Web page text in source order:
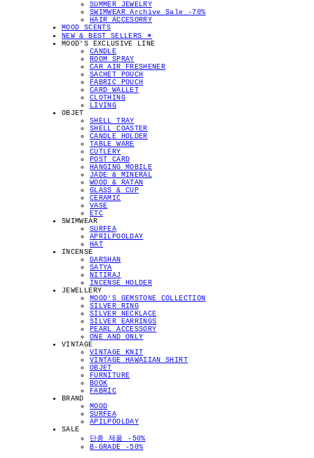
SUMMER JEWELRY
SWIMWEAR Archive Sale -70%
HAIR ACCESORRY
MOOD SCENTS
NEW & BEST SELLERS ✴︎
MOOD'S EXCLUSIVE LINE
CANDLE
ROOM SPRAY
CAR AIR FRESHENER
SACHET POUCH
FABRIC POUCH
CARD WALLET
CLOTHING
LIVING
OBJET
SHELL TRAY
SHELL COASTER
CANDLE HOLDER
TABLE WARE
CUTLERY
POST CARD
HANGING MOBILE
JADE & MINERAL
WOOD & RATAN
GLASS & CUP
CERAMIC
VASE
ETC
SWIMWEAR
SURFEA
APRILPOOLDAY
HAT
INCENSE
DARSHAN
SATYA
NITIRAJ
INCENSE HOLDER
JEWELLERY
MOOD'S GEMSTONE COLLECTION
SILVER RING
SILVER NECKLACE
SILVER EARRINGS
PEARL ACCESSORY
ONE AND ONLY
VINTAGE
VINTAGE KNIT
VINTAGE HAWAIIAN SHIRT
OBJET
FURNITURE
BOOK
FABRIC
BRAND
MOOD
SURFEA
APILPOOLDAY
SALE
단종 제품 -50%
B-GRADE -50%